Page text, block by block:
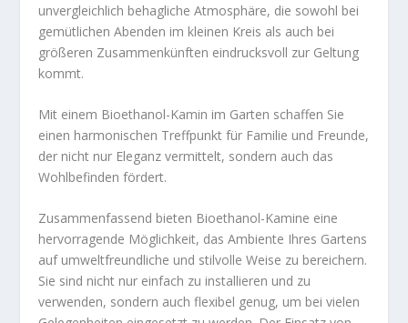
unvergleichlich behagliche Atmosphäre, die sowohl bei
gemütlichen Abenden im kleinen Kreis als auch bei
größeren Zusammenkünften eindrucksvoll zur Geltung
kommt.
Mit einem Bioethanol-Kamin im Garten schaffen Sie
einen harmonischen Treffpunkt für Familie und Freunde,
der nicht nur Eleganz vermittelt, sondern auch das
Wohlbefinden fördert.
Zusammenfassend bieten Bioethanol-Kamine eine
hervorragende Möglichkeit, das Ambiente Ihres Gartens
auf umweltfreundliche und stilvolle Weise zu bereichern.
Sie sind nicht nur einfach zu installieren und zu
verwenden, sondern auch flexibel genug, um bei vielen